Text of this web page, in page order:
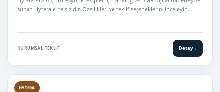
sunan Hytera el telsizidir. Özellikleri ve teklif seçeneklerini inceleyin…
KURUMSAL TEKLIF Detay→
HYTERA